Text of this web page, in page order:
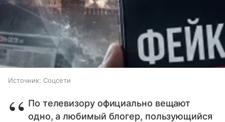
Источник: Соцсети
По телевизору официально вещают
одно, а любимый блогер, пользующийся